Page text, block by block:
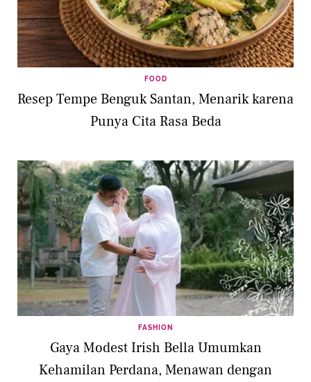
FOOD
Resep Tempe Benguk Santan, Menarik karena
Punya Cita Rasa Beda
FASHION
Gaya Modest Irish Bella Umumkan
Kehamilan Perdana, Menawan dengan